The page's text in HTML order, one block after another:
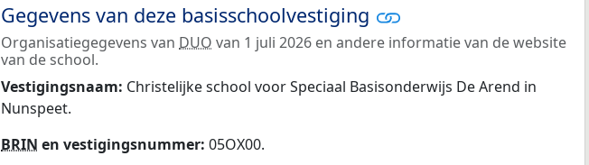
Gegevens van deze basisschoolvestiging
Organisatiegegevens van DUO van 1 juli 2026 en andere informatie van de website
van de school.
Vestigingsnaam: Christelijke school voor Speciaal Basisonderwijs De Arend in
Nunspeet.
BRIN en vestigingsnummer: 05OX00.